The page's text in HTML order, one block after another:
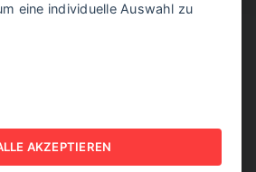
eine individuelle Auswahl zu
AKZEPTIEREN